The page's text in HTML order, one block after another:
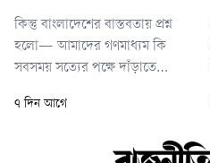
কিন্তু বাংলাদেশের বাস্তবতায় প্রশ্ন
হলো— আমাদের গণমাধ্যম কি
সবসময় সত্যের পক্ষে দাঁড়াতে
সংবাদও হয়ে উঠছে রাজনৈতিক
প্রভাব কিংবা ব্যক্তিগত সুবিধার
৭ দিন আগে